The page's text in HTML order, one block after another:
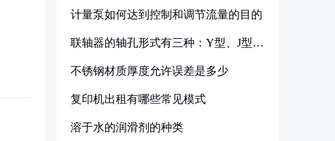
计量泵如何达到控制和调节流量的目的
联轴器的轴孔形式有三种：Y型、J型、
不锈钢材质厚度允许误差是多少
复印机出租有哪些常见模式
溶于水的润滑剂的种类